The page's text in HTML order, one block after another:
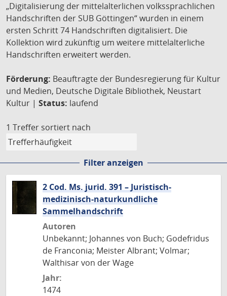
„Digitalisierung der mittelalterlichen volkssprachlichen
Handschriften der SUB Göttingen“ wurden in einem
ersten Schritt 74 Handschriften digitalisiert. Die
Kollektion wird zukünftig um weitere mittelalterliche
Handschriften erweitert werden.
Förderung: Beauftragte der Bundesregierung für Kultur
und Medien, Deutsche Digitale Bibliothek, Neustart
Kultur | Status: laufend
1 Treffer sortiert nach
Filter anzeigen
2 Cod. Ms. jurid. 391 – Juristisch-
medizinisch-naturkundliche
Sammelhandschrift
Autoren
Unbekannt; Johannes von Buch; Godefridus
de Franconia; Meister Albrant; Volmar;
Walthisar von der Wage
Jahr:
1474